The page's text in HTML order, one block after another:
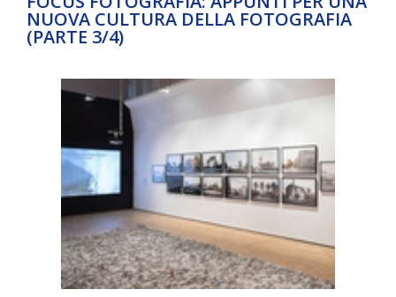
NUOVA CULTURA DELLA FOTOGRAFIA
(PARTE 3/4)